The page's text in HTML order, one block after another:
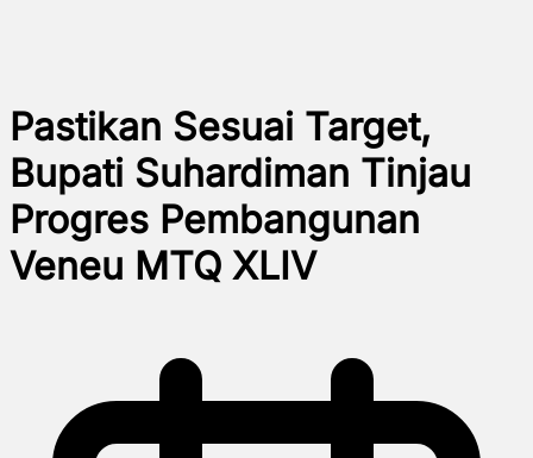
Pastikan Sesuai Target,
Bupati Suhardiman Tinjau
Progres Pembangunan
Veneu MTQ XLIV